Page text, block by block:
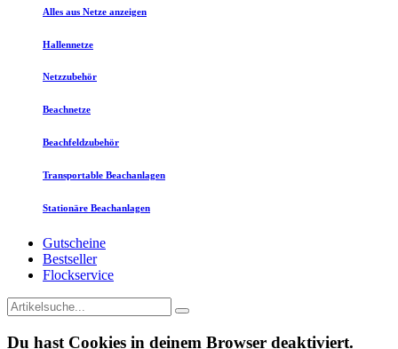
Alles aus Netze anzeigen
Hallennetze
Netzzubehör
Beachnetze
Beachfeldzubehör
Transportable Beachanlagen
Stationäre Beachanlagen
Gutscheine
Bestseller
Flockservice
Du hast Cookies in deinem Browser deaktiviert.